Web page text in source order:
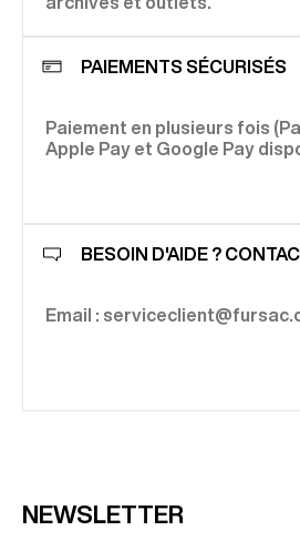
PAIEMENTS SÉCURISÉS
Paiement en plusieurs fois
Apple Pay et Google Pay
BESOIN D'AIDE ?
Email :
NEWSLETTER